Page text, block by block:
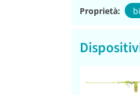
Proprietà: